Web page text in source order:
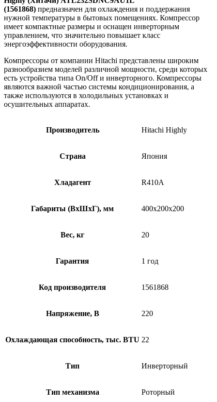
(1561868) предназначен для охлаждения и поддержания
нужной температуры в бытовых помещениях. Компрессор
имеет компактные размеры и оснащен инверторным
управлением, что значительно повышает класс
энергоэффективности оборудования.
Компрессоры от компании Hitachi представлены широким
разнообразием моделей различной мощности, среди которых
есть устройства типа On/Off и инверторного. Компрессоры
являются важной частью системы кондиционирования, а
также используются в холодильных установках и
осушительных аппаратах.
Производитель Hitachi Highly
Страна Япония
Хладагент R410A
Габариты (ВхШхГ), мм 400х200х200
Вес, кг 20
Гарантия 1 год
Код производителя 1561868
Напряжение, В 220
Охлаждающая способность, тыс. BTU 22
Тип Инверторный
Тип механизма Роторный